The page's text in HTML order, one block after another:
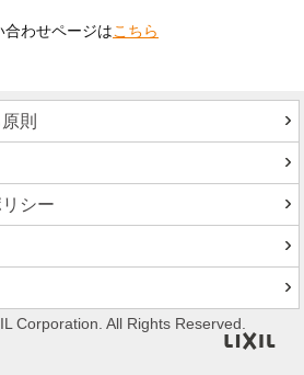
合わせページはこちら
則
シー